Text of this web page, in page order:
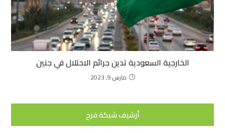
الخارجية السعودية تدين جرائم الاحتلال في جنين
مارس 9, 2023
أرشيف شبكة فرح